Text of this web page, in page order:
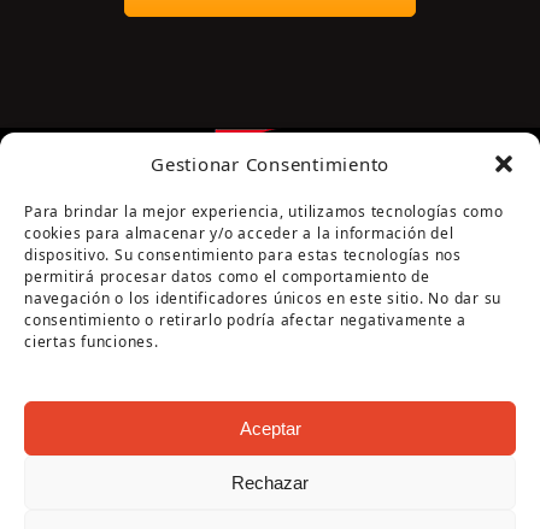
Gestionar Consentimiento
Para brindar la mejor experiencia, utilizamos tecnologías como
cookies para almacenar y/o acceder a la información del
dispositivo. Su consentimiento para estas tecnologías nos
permitirá procesar datos como el comportamiento de
navegación o los identificadores únicos en este sitio. No dar su
consentimiento o retirarlo podría afectar negativamente a
ciertas funciones.
Aceptar
Rechazar
Página cofinanciada por la Diputación de Córdoba